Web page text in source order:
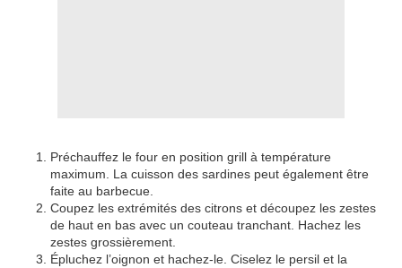
Préchauffez le four en position grill à température
maximum. La cuisson des sardines peut également être
faite au barbecue.
Coupez les extrémités des citrons et découpez les zestes
de haut en bas avec un couteau tranchant. Hachez les
zestes grossièrement.
Épluchez l’oignon et hachez-le. Ciselez le persil et la